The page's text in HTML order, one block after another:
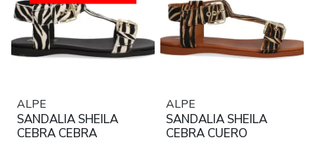
ALPE
SANDALIA SHEILA
CEBRA CEBRA
ALPE
SANDALIA SHEILA
CEBRA CUERO